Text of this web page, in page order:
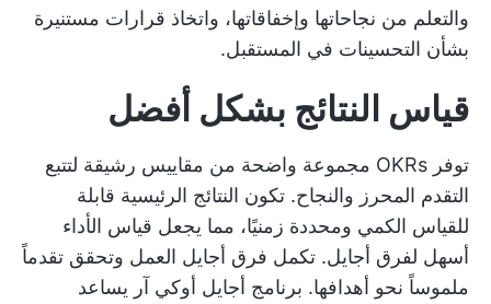
والتعلم من نجاحاتها وإخفاقاتها، واتخاذ قرارات مستنيرة
بشأن التحسينات في المستقبل.
قياس النتائج بشكل أفضل
توفر OKRs مجموعة واضحة من
مقاييس رشيقة لتتبع
التقدم المحرز والنجاح. تكون النتائج الرئيسية قابلة
للقياس الكمي ومحددة زمنيًا، مما يجعل قياس الأداء
أسهل لفرق أجايل. تكمل فرق أجايل العمل وتحقق تقدماً
ملموساً نحو أهدافها. برنامج أجايل أوكي آر يساعد